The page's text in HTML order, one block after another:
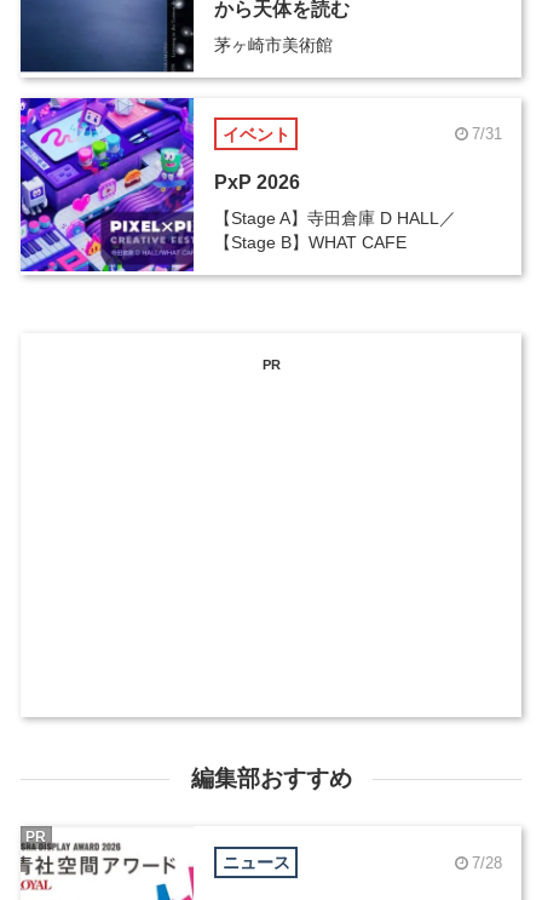
から天体を読む
茅ヶ崎市美術館
イベント 7/31
PxP 2026
【Stage A】寺田倉庫 D HALL／
【Stage B】WHAT CAFE
PR
編集部おすすめ
ニュース 7/28
PR